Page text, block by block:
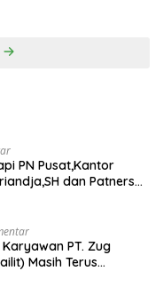
PN Pusat,Kantor
dan Patners
PT. Zug
Masih Terus